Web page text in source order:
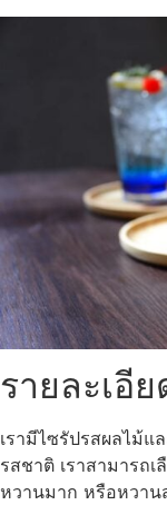
รายละเอีย
เรามีไซรัปรสผลไม้แ
รสชาติ เราสามารถ
หวานมาก หรือหวาน